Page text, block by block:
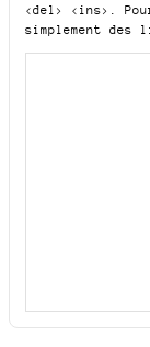
<del> <ins>
.
simplement des